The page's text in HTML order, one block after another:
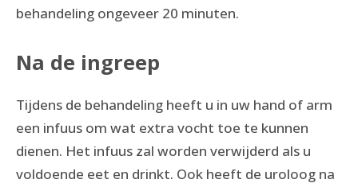
behandeling ongeveer 20 minuten.
Na de ingreep
Tijdens de behandeling heeft u in uw hand of arm
een infuus om wat extra vocht toe te kunnen
dienen. Het infuus zal worden verwijderd als u
voldoende eet en drinkt. Ook heeft de uroloog na